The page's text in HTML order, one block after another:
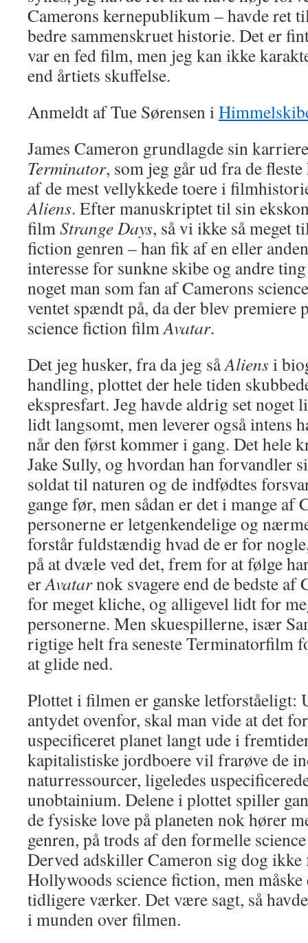
Camerons kernepublikum – havde ret
bedre sammenskruet historie. Det er
var en fed film, men jeg kan ikke
end årtiets skuffelse.
Anmeldt af Tue Sørensen i
James Cameron grundlagde sin
Terminator, som jeg går ud fra de
af de mest vellykkede toere i
Aliens. Efter manuskriptet til sin
filmStrange Days, så vi ikke så meget
fiction genren – han fik af en eller
interesse for sunkne skibe og andre
noget man som fan af Camerons
ventet spændt på, da der blev premiere
science fiction filmAvatar.
Det jeg husker, fra da jeg såAliensi
handling, plottet der hele tiden
ekspresfart. Jeg havde aldrig set noget
lidt langsomt, men leverer også intens
når den først kommer i gang. Det hele
Jake Sully, og hvordan han forvandler
soldat til naturen og de indfødtes
gange før, men sådan er det i mange af
personerne er letgenkendelige og
forstår fuldstændig hvad de er for
på at dvæle ved det, frem for at følge
erAvatarnok svagere end de bedste
for meget kliche, og alligevel lidt for
personerne. Men skuespillerne, især
rigtige helt fra seneste Terminatorfilm
at glide ned.
Plottet i filmen er ganske letforståeligt:
antydet ovenfor, skal man vide at det
uspecificeret planet langt ude i
kapitalistiske jordboere vil frarøve de
naturressourcer, ligeledes
unobtainium. Delene i plottet spiller
de fysiske love på planeten nok hører
genren, på trods af den formelle
Derved adskiller Cameron sig dog
Hollywoods science fiction, men måske
tidligere værker. Det være sagt, så
i munden over filmen.